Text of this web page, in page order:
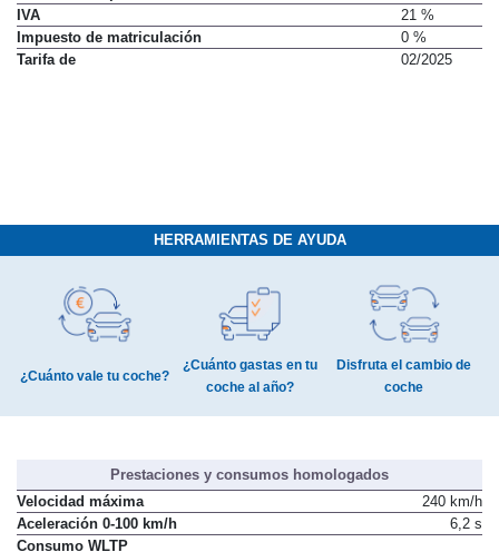
Precio sin impuestos
53.667 €
IVA
21 %
Impuesto de matriculación
0 %
HERRAMIENTAS DE AYUDA
¿Cuánto gastas en tu
Disfruta el cambio de
Prestaciones y consumos homologados
Velocidad máxima
240 km/h
Aceleración 0-100 km/h